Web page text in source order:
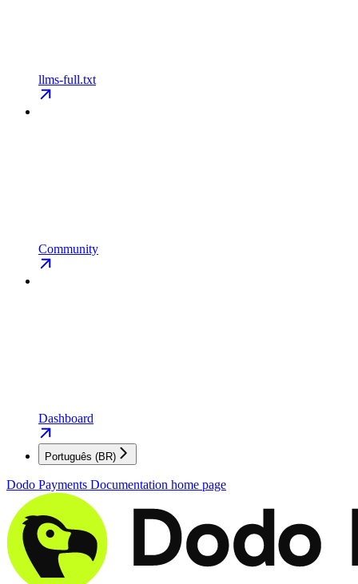
llms-full.txt
Community
Dashboard
Português (BR)
Dodo Payments Documentation home page